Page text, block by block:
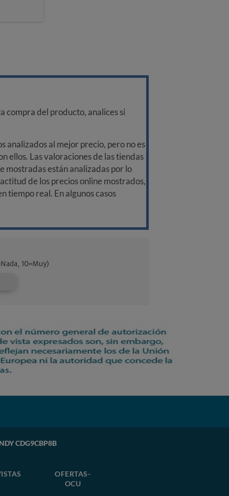
compra del producto, analices si
analizados al mejor precio, pero no es
ellos. Las valoraciones de las tiendas
mostradas están analizadas por lo
de los precios online mostrados,
tiempo real. En algunos casos
CDG9CBP8B
OFERTAS-
OCU